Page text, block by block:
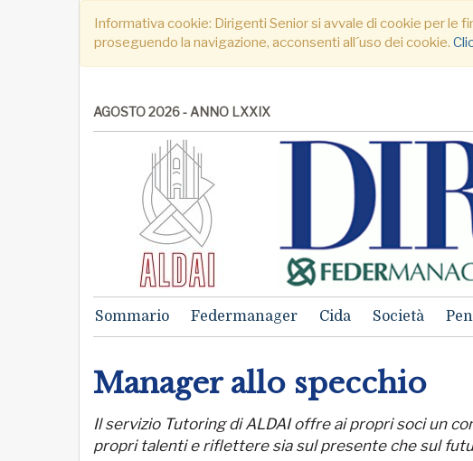
Informativa cookie: Dirigenti Senior si avvale di cookie per le
proseguendo la navigazione, acconsenti all´uso dei cookie.
AGOSTO 2026 - ANNO LXXIX
Sommario Federmanager Cida Società
Manager allo specchio
Il servizio Tutoring di ALDAI offre ai propri soci un
propri talenti e riflettere sia sul presente che sul